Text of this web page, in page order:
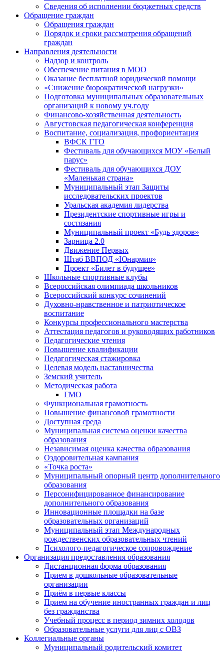
Сведения об исполнении бюджетных средств
Обращение граждан
Обращения граждан
Порядок и сроки рассмотрения обращений
граждан
Направления деятельности
Надзор и контроль
Обеспечение питания в МОО
Оказание бесплатной юридической помощи
«Снижение бюрократической нагрузки»
Подготовка муниципальных образовательных
организаций к новому уч.году
Финансово-хозяйственная деятельность
Августовская педагогическая конференция
Воспитание, социализация, профориентация
ВФСК ГТО
Фестиваль для обучающихся МОУ «Белый
парус»
Фестиваль для обучающихся ДОУ
«Маленькая страна»
Муниципальный этап Защиты
исследовательских проектов
Уральская академия лидерства
Президентские спортивные игры и
состязания
Муниципальный проект «Будь здоров»
Зарница 2.0
Движение Первых
Штаб ВВПОД «Юнармия»
Проект «Билет в будущее»
Школьные спортивные клубы
Всероссийская олимпиада школьников
Всероссийский конкурс сочинений
Духовно-нравственное и патриотическое
воспитание
Конкурсы профессионального мастерства
Аттестация педагогов и руководящих работников
Педагогические чтения
Повышение квалификации
Педагогическая стажировка
Целевая модель наставничества
Земский учитель
Методическая работа
ГМО
Функциональная грамотность
Повышение финансовой грамотности
Доступная среда
Муниципальная система оценки качества
образования
Независимая оценка качества образования
Оздоровительная кампания
«Точка роста»
Муниципальный опорный центр дополнительного
образования
Персонифицированное финансирование
дополнительного образования
Инновационные площадки на базе
образовательных организаций
Муниципальный этап Международных
рождественских образовательных чтений
Психолого-педагогическое сопровождение
Организация предоставления образования
Дистанционная форма образования
Прием в дошкольные образовательные
организации
Приём в первые классы
Прием на обучение иностранных граждан и лиц
без гражданства
Учебный процесс в период зимних холодов
Образовательные услуги для лиц с ОВЗ
Коллегиальные органы
Муниципальный родительский комитет